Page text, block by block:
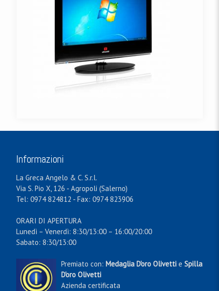
Informazioni
La Greca Angelo & C. S.r.l.
Via S. Pio X, 126 - Agropoli (Salerno)
Tel: 0974 824812 - Fax: 0974 823906
ORARI DI APERTURA
Lunedì – Venerdì: 8:30/13:00 – 16:00/20:00
Sabato: 8:30/13:00
Premiato con: Medaglia D'oro Olivetti e Spilla
D'oro Olivetti
Azienda certificata